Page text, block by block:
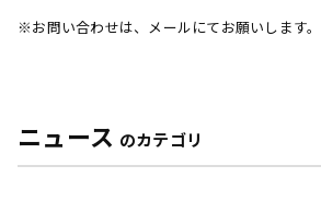
※お問い合わせは、メールにてお願いします。
ニュース のカテゴリ